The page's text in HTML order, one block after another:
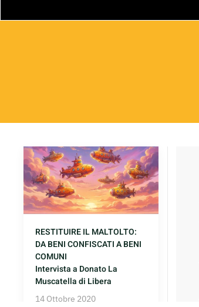
RESTITUIRE IL MALTOLTO:
DA BENI CONFISCATI A BENI
COMUNI
Intervista a Donato La
Muscatella di Libera
14 Ottobre 2020